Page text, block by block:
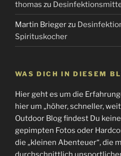
thomas zu
Martin Briegerzu
Spirituskocher
WAS DICH IN DIESEM
Hier geht es um die
hier um „höher, schneller,
Outdoor Blog findest Du
gepimpten Fotos oder
die „kleinen Abenteuer“, die